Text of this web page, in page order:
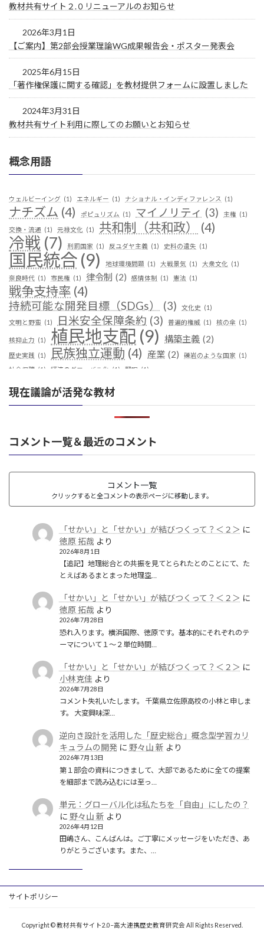
教材共有サイト２.０リニューアルのお知らせ
2026年3月1日
【ご案内】第2部会授業理論WG成果報告会・ポスター発表会
2025年6月15日
「著作権保護に関する確認」を教材提供フォームに設置しました
2024年3月31日
教材共有サイト利用に際してのお願いとお知らせ
概念用語
ウェルビーイング (1) エネルギー (1) ナショナル・インディファレンス (1)
ナチズム (4) ポピュリズム (1) マイノリティ (3) 主権 (1)
交換・流通 (1) 元禄文化 (1) 共和制（共和政） (4)
冷戦 (7) 刑罰国家 (1) 反ユダヤ主義 (1) 史料の遺失 (1)
国民統合 (9) 地球環境問題 (1) 大戦景気 (1) 大衆文化 (1)
奈良時代 (1) 市民権 (1) 律令制 (2) 感情体制 (1) 憲法 (1)
戦争支持率 (4)
持続可能な開発目標（SDGs） (3) 文化史 (1)
文明と野蛮 (1) 日米安全保障条約 (3) 普遍的権威 (1) 核の傘 (1)
核抑止力 (1) 植民地支配 (9) 構築主義 (2)
歴史実践 (1) 民族独立運動 (4) 産業 (2) 礫岩のような国家 (1)
社会保障 (1) 経済のグローバル化 (1) 翻訳 (1)
革命 (1)
現在議論が活発な教材
コメント一覧＆最近のコメント
コメント一覧
クリックすると全コメントの表示ページに移動します。
「せかい」と「せかい」が結びつくって？＜２＞ に
徳原 拓哉 より
2026年8月1日
【追記】地理総合との共振を見てとられたとのことにて、た
とえばあるまとまった地理空…
「せかい」と「せかい」が結びつくって？＜２＞ に
徳原 拓哉 より
2026年7月28日
恐れ入ります。横浜国際、徳原です。基本的にそれぞれのテ
ーマについて１〜２単位時間…
「せかい」と「せかい」が結びつくって？＜２＞ に
小林克佳 より
2026年7月28日
コメント失礼いたします。 千葉県立佐原高校の小林と申しま
す。 大変興味深…
逆向き設計を活用した「歴史総合」概念型学習カリ
キュラムの開発に 野々山 新 より
2026年7月13日
第１部会の資料につきまして、大部であるために全ての提案
を細部まで読み込むには至っ…
単元：グローバル化は私たちを「自由」にしたの？
に 野々山 新 より
2026年4月12日
田嶋さん、こんばんは。ご丁寧にメッセージをいただき、あ
りがとうございます。また、…
サイトポリシー
Copyright © 教材共有サイト2.0−高大連携歴史教育研究会 All Rights Reserved.